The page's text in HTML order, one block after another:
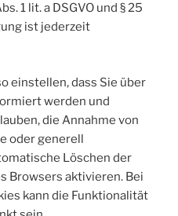
1 lit. a DSGVO und § 25
ist jederzeit
einstellen, dass Sie über
werden und
die Annahme von
oder generell
Löschen der
Browsers aktivieren. Bei
kann die Funktionalität